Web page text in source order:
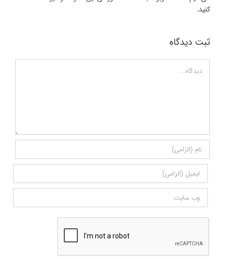
کنید.
ثبت ديدگاه
Comment